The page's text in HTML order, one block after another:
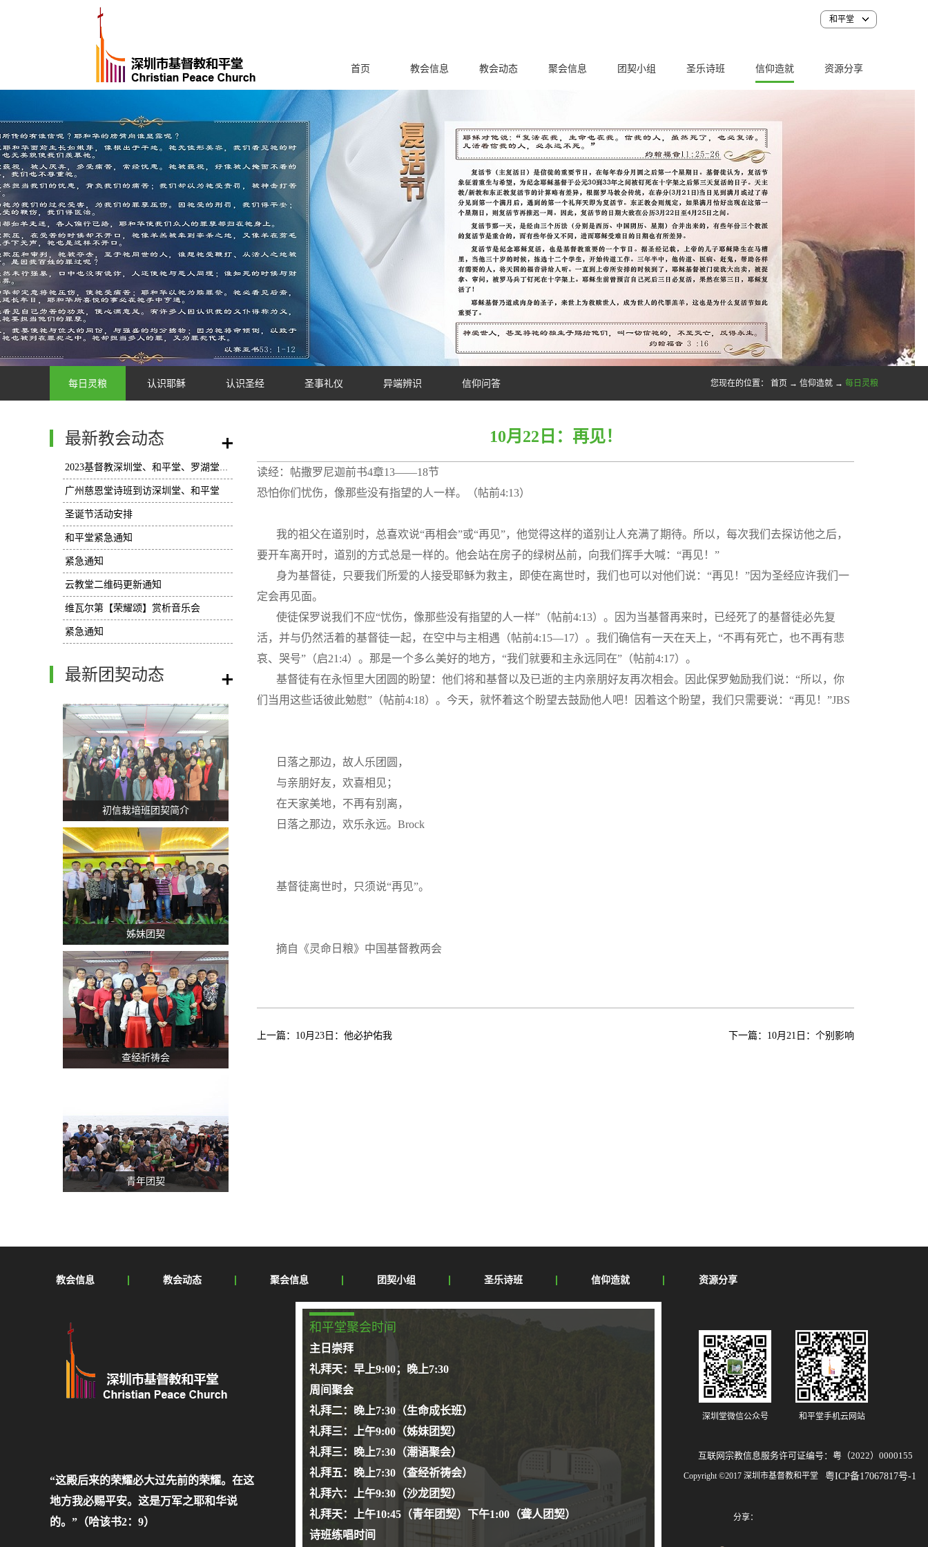
和平堂
首页 教会信息 教会动态 聚会信息 团契小组 圣乐诗班 信仰造就 资源分享
每日灵粮 认识耶稣 认识圣经 圣事礼仪 异端辨识 信仰问答 您现在的位置： 首页 → 信仰造就 → 每日灵粮
最新教会动态
2023基督教深圳堂、和平堂、罗湖堂圣诞节活动安排
广州慈恩堂诗班到访深圳堂、和平堂
圣诞节活动安排
和平堂紧急通知
紧急通知
云教堂二维码更新通知
维瓦尔第【荣耀颂】赏析音乐会
紧急通知
最新团契动态
初信栽培班团契简介
姊妹团契
查经祈祷会
青年团契
10月22日：再见！
读经：帖撒罗尼迦前书4章13——18节
恐怕你们忧伤，像那些没有指望的人一样。（帖前4:13）
我的祖父在道别时，总喜欢说“再相会”或“再见”，他觉得这样的道别让人充满了期待。所以，每次我们去探访他之后，
要开车离开时，道别的方式总是一样的。他会站在房子的绿树丛前，向我们挥手大喊：“再见！”
身为基督徒，只要我们所爱的人接受耶稣为救主，即使在离世时，我们也可以对他们说：“再见！”因为圣经应许我们一
定会再见面。
使徒保罗说我们不应“忧伤，像那些没有指望的人一样”（帖前4:13）。因为当基督再来时，已经死了的基督徒必先复
活，并与仍然活着的基督徒一起，在空中与主相遇（帖前4:15—17）。我们确信有一天在天上，“不再有死亡，也不再有悲
哀、哭号”（启21:4）。那是一个多么美好的地方，“我们就要和主永远同在”（帖前4:17）。
基督徒有在永恒里大团圆的盼望：他们将和基督以及已逝的主内亲朋好友再次相会。因此保罗勉励我们说：“所以，你
们当用这些话彼此勉慰”（帖前4:18）。今天，就怀着这个盼望去鼓励他人吧！因着这个盼望，我们只需要说：“再见！”JBS
日落之那边，故人乐团圆，
与亲朋好友，欢喜相见；
在天家美地，不再有别离，
日落之那边，欢乐永远。Brock
基督徒离世时，只须说“再见”。
摘自《灵命日粮》中国基督教两会
上一篇： 10月23日：他必护佑我 下一篇： 10月21日：个别影响
和平堂聚会时间
主日崇拜
礼拜天：早上9:00；晚上7:30
周间聚会
礼拜二：晚上7:30（生命成长班）
礼拜三：上午9:00（姊妹团契）
礼拜三：晚上7:30（潮语聚会）
礼拜五：晚上7:30（查经祈祷会）
礼拜六：上午9:30（沙龙团契）
礼拜天：上午10:45（青年团契）下午1:00（聋人团契）
诗班练唱时间
互联网宗教信息服务许可证编号：粤（2022）0000155
Copyright ©2017 深圳市基督教和平堂 粤ICP备17067817号-1
“这殿后来的荣耀必大过先前的荣耀。在这
地方我必赐平安。这是万军之耶和华说
的。”（哈该书2：9）
教会信息 教会动态 聚会信息 团契小组 圣乐诗班 信仰造就 资源分享
深圳堂微信公众号 和平堂手机云网站
分享：